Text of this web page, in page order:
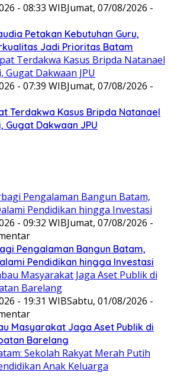
- 08:33 WIBJumat, 07/08/2026 -
Petakan Kebutuhan Guru,
Jadi Prioritas Batam
- 07:39 WIBJumat, 07/08/2026 -
Terdakwa Kasus Bripda Natanael
Gugat Dakwaan JPU
- 09:32 WIBJumat, 07/08/2026 -
Pengalaman Bangun Batam,
Pendidikan hingga Investasi
- 19:31 WIBSabtu, 01/08/2026 -
Masyarakat Jaga Aset Publik di
Barelang